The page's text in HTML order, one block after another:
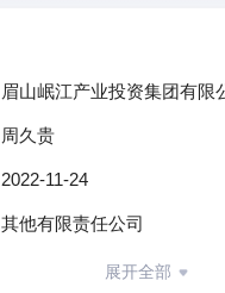
眉山岷江产业投资集团有限
周久贵
2022-11-24
其他有限责任公司
展开全部